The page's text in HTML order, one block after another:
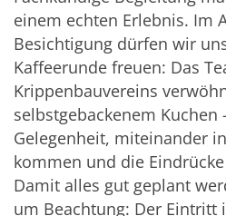
einem echten Erlebnis. Im
Besichtigung dürfen wir
Kaffeerunde freuen: Das
Krippenbauvereins
selbstgebackenem Kuchen
Gelegenheit, miteinander
kommen und die
Damit alles gut geplant
um Beachtung: Der Eintritt